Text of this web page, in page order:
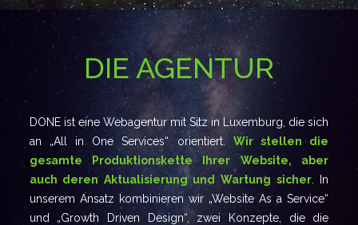
DIE AGENTUR
DONE ist eine Webagentur mit Sitz in Luxemburg, die sich
an „All in One Services“ orientiert. Wir stellen die
gesamte Produktionskette Ihrer Website, aber
auch deren Aktualisierung und Wartung sicher. In
unserem Ansatz kombinieren wir „Website As a Service“
und „Growth Driven Design“, zwei Konzepte, die die